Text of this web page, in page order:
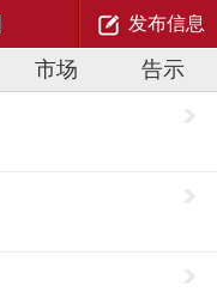
发布信息
市场
告示